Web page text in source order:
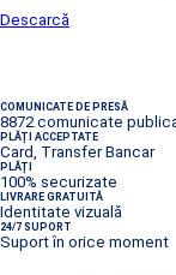
Descarcă
COMUNICATE DE PRESĂ
8872 comunicate
PLĂȚI ACCEPTATE
Card, Transfer Bancar
PLĂȚI
100% securizate
LIVRARE GRATUITĂ
Identitate vizuală
24/7 SUPORT
Suport în orice moment